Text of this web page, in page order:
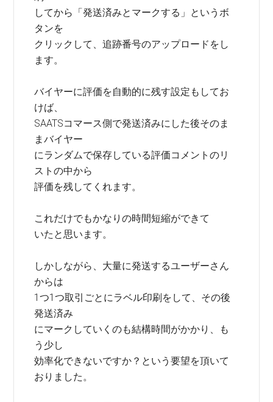
してから「発送済みとマークする」というボ
タンを
クリックして、追跡番号のアップロードをし
ます。
バイヤーに評価を自動的に残す設定もしてお
けば、
SAATSコマース側で発送済みにした後そのま
まバイヤー
にランダムで保存している評価コメントのリ
ストの中から
評価を残してくれます。
これだけでもかなりの時間短縮ができて
いたと思います。
しかしながら、大量に発送するユーザーさん
からは
1つ1つ取引ごとにラベル印刷をして、その後
発送済み
にマークしていくのも結構時間がかかり、も
う少し
効率化できないですか？という要望を頂いて
おりました。